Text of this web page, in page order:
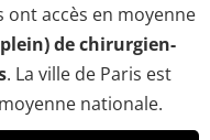
ont accès en moyenne
de chirurgien-
. La ville de Paris est
nationale.